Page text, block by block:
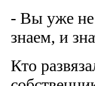
- Вы уже
знаем, и
Кто